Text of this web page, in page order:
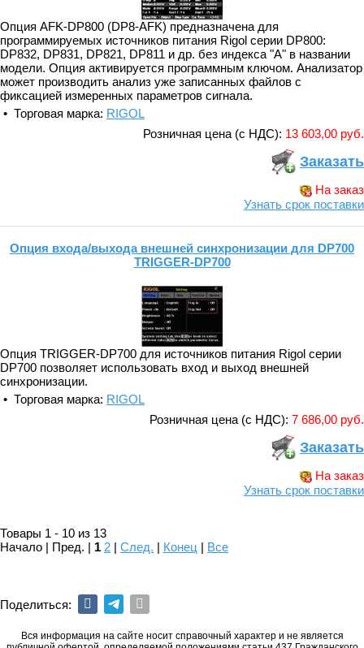
Опция AFK-DP800 (DP8-AFK) предназначена для
программируемых источников питания Rigol серии DP800:
DP832, DP831, DP821, DP811 и др. без индекса "A" в названии
модели. Опция активируется программным ключом. Анализатор
может производить анализ уже записанных файлов c
фиксацией измеренных параметров сигнала.
• Торговая марка: RIGOL
Розничная цена (с НДС): 13 603,00 руб.
Заказать
На заказ
Узнать срок поставки
Опция входа/выхода внешней синхронизации для DP700
TRIGGER-DP700
Опция TRIGGER-DP700 для источников питания Rigol серии
DP700 позволяет использовать вход и выход внешней
синхронизации.
• Торговая марка: RIGOL
Розничная цена (с НДС): 7 686,00 руб.
Заказать
На заказ
Узнать срок поставки
Товары 1 - 10 из 13
Начало | Пред. | 1 2 | След. | Конец | Все
Поделиться:
Вся информация на сайте носит справочный характер и не является